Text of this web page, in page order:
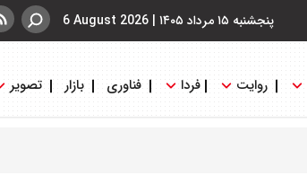
پنجشنبه ۱۵ مرداد ۱۴۰۵ |
6 August 2026
روایت فردا فناوری بازار تصویر